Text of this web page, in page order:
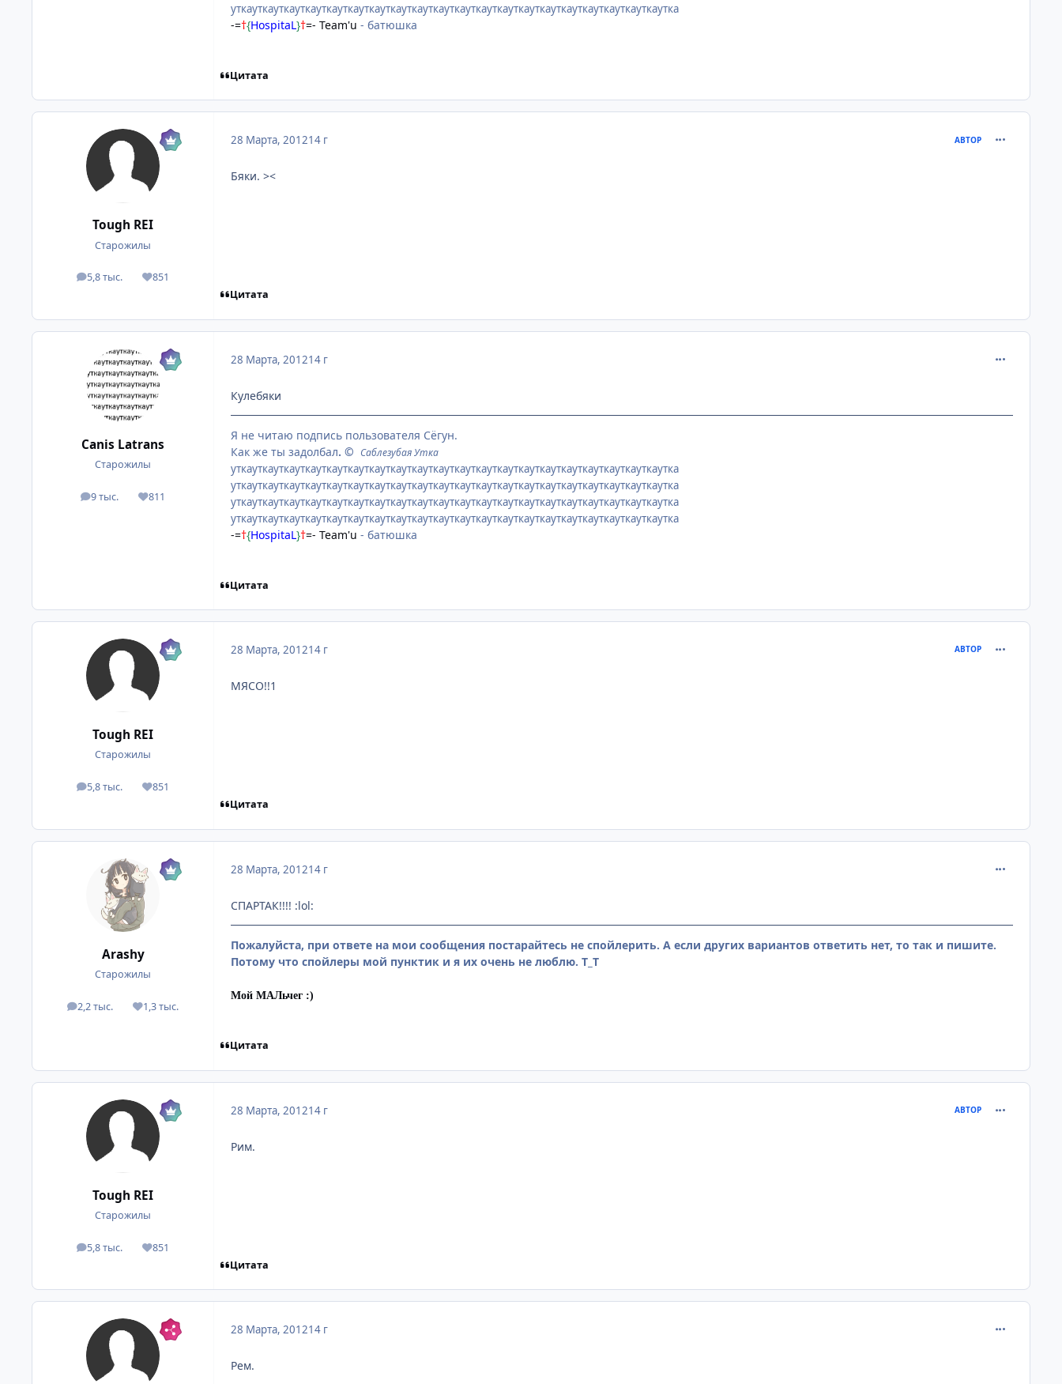
уткауткауткауткауткауткауткауткауткауткауткауткауткауткауткауткауткауткауткауткаутка
-=†{HospitaL}†=- Team'u - батюшка
Цитата
Tough REI
Старожилы
5,8 тыс.
посты 851
Репутация
28 Марта, 201214 г АВТОР
Бяки. ><
Цитата
Canis Latrans
Старожилы
9 тыс.
посты 811
Репутация
28 Марта, 201214 г
Кулебяки
Я не читаю подпись пользователя Сёгун.
Как же ты задолбал. © Саблезубая Утка
уткауткауткауткауткауткауткауткауткауткауткауткауткауткауткауткауткауткауткауткаутка
уткауткауткауткауткауткауткауткауткауткауткауткауткауткауткауткауткауткауткауткаутка
уткауткауткауткауткауткауткауткауткауткауткауткауткауткауткауткауткауткауткауткаутка
уткауткауткауткауткауткауткауткауткауткауткауткауткауткауткауткауткауткауткауткаутка
-=†{HospitaL}†=- Team'u - батюшка
Цитата
Tough REI
Старожилы
5,8 тыс.
посты 851
Репутация
28 Марта, 201214 г АВТОР
МЯСО!!1
Цитата
Arashy
Старожилы
2,2 тыс.
посты 1,3 тыс.
Репутация
28 Марта, 201214 г
СПАРТАК!!!! :lol:
Пожалуйста, при ответе на мои сообщения постарайтесь не спойлерить. А если других вариантов ответить нет, то так и пишите.
Потому что спойлеры мой пунктик и я их очень не люблю. Т_Т
Мой МАЛьчег :)
Цитата
Tough REI
Старожилы
5,8 тыс.
посты 851
Репутация
28 Марта, 201214 г АВТОР
Рим.
Цитата
28 Марта, 201214 г
Рем.